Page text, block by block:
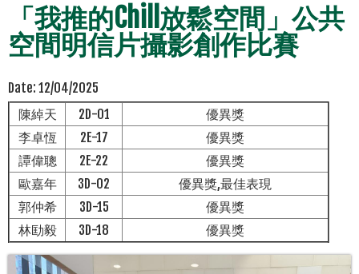
「我推的Chill放鬆空間」公共
空間明信片攝影創作比賽
Date: 12/04/2025
陳綽天
2D-01
優異獎
李卓恆
2E-17
優異獎
譚偉聰
2E-22
優異獎
歐嘉年
3D-02
優異獎,最佳表現
郭仲希
3D-15
優異獎
林劻毅
3D-18 優異獎